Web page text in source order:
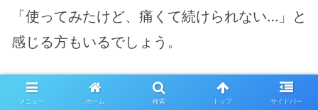
「使ってみたけど、痛くて続けられない…」と
感じる方もいるでしょう。
このような場合、使用頻度を減らしたり、他
メニュー ホーム 検索 トップ サイドバー